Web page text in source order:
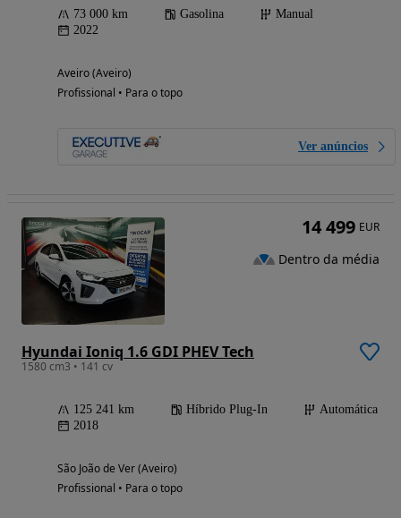
73 000 km Gasolina
Manual
2022
Aveiro (Aveiro)
Profissional • Para o topo
Ver anúncios
Hyundai Ioniq 1.6 GDI PHEV Tech
1580 cm3 • 141 cv
125 241 km Híbrido Plug-In
Automática
2018
São João de Ver (Aveiro)
Profissional • Para o topo
14 499 EUR
Dentro da média